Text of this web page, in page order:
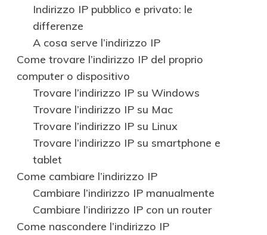
Indirizzo IP pubblico e privato: le
differenze
A cosa serve l’indirizzo IP
Come trovare l’indirizzo IP del proprio
computer o dispositivo
Trovare l’indirizzo IP su Windows
Trovare l’indirizzo IP su Mac
Trovare l’indirizzo IP su Linux
Trovare l’indirizzo IP su smartphone e
tablet
Come cambiare l’indirizzo IP
Cambiare l’indirizzo IP manualmente
Cambiare l’indirizzo IP con un router
Come nascondere l’indirizzo IP